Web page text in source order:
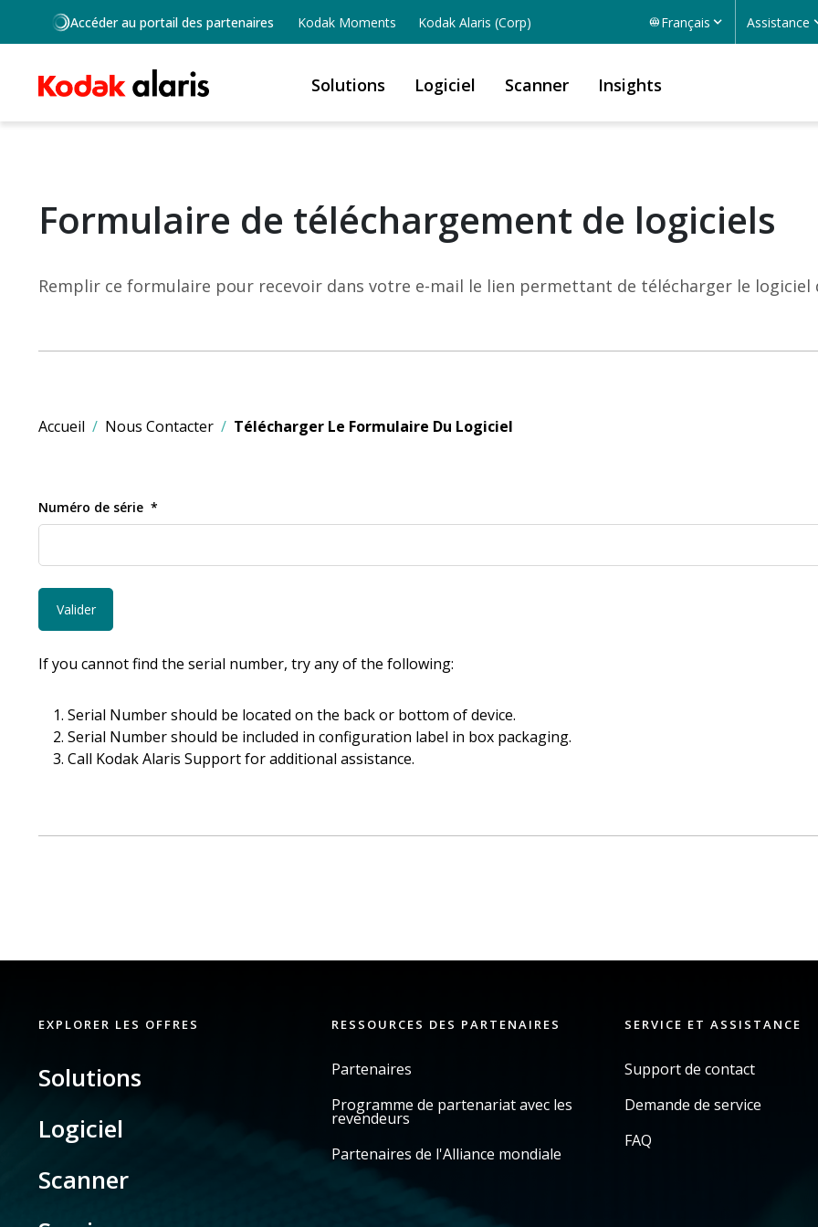
Skip to main content
Accéder au portail des partenaires Kodak Moments Kodak Alaris (Corp) Français Assistance
Solutions Logiciel Scanner Insights
Formulaire de téléchargement de logiciels
Remplir ce formulaire pour recevoir dans votre e-mail le lien permettant de télécharger le logiciel
Accueil Nous Contacter Télécharger Le Formulaire Du Logiciel
Numéro de série
If you cannot find the serial number, try any of the following:
Serial Number should be located on the back or bottom of device.
Serial Number should be included in configuration label in box packaging.
Call Kodak Alaris Support for additional assistance.
EXPLORER LES OFFRES
Solutions
Logiciel
Scanner
RESSOURCES DES PARTENAIRES
Partenaires
Programme de partenariat avec les
revendeurs
Partenaires de l'Alliance mondiale
SERVICE ET ASSISTANCE
Support de contact
Demande de service
FAQ